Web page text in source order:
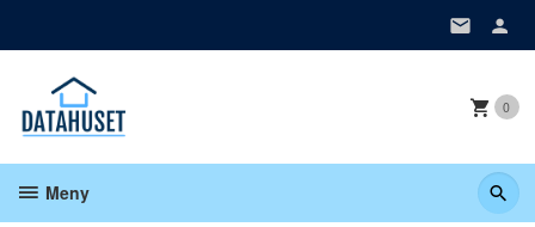
0
Meny